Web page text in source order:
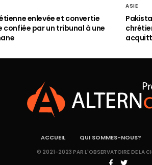
enlevée et convertie
confiée par un tribunal à une
ASIE
ACCUEIL QUI SOMMES-NOUS?
© 2021-2023 PAR L'OBSERVATOIRE DE LA